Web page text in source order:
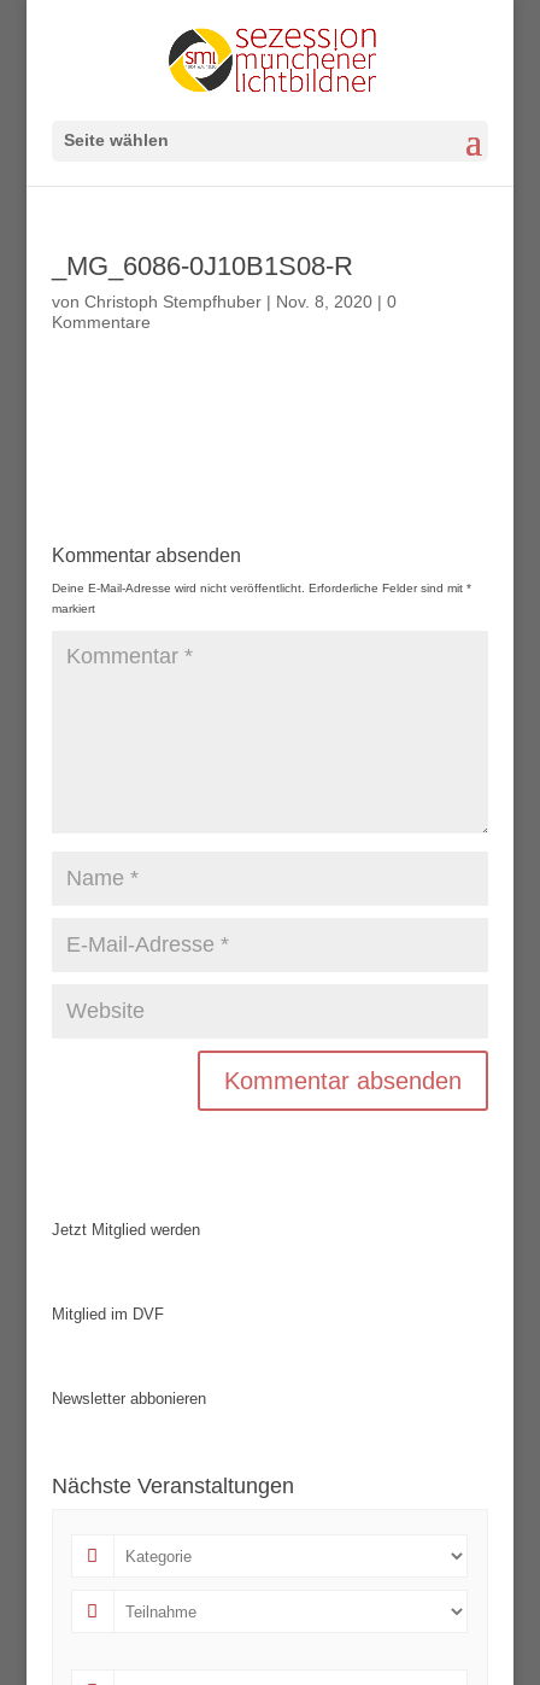
Seite wählen
_MG_6086-0J10B1S08-R
von Christoph Stempfhuber| Nov. 8, 2020| 0
Kommentare
Kommentar absenden
Deine E-Mail-Adresse wird nicht veröffentlicht. Erforderliche Felder sind mit *
markiert
Jetzt Mitglied werden
Mitglied im DVF
Newsletter abbonieren
Nächste Veranstaltungen